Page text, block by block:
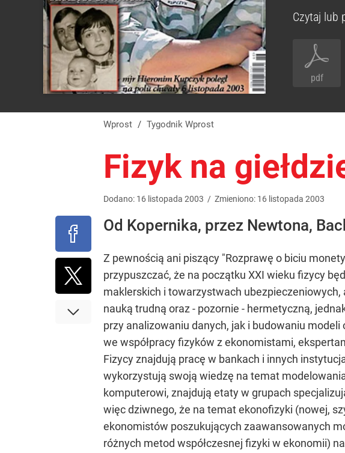
Czytaj lub
pdf
Wprost / Tygodnik Wprost
Fizyk na
Dodano: 16 listopada 2003 / Zmieniono: 16 listopada 2003
Od Kopernika, przez Newtona,
Z pewnością ani piszący "Rozprawę o biciu
przypuszczać, że na początku XXI wieku fizycy
maklerskich i towarzystwach
nauką trudną oraz - pozornie - hermetyczną,
przy analizowaniu danych, jak i budowaniu
we współpracy fizyków z ekonomistami,
Fizycy znajdują pracę w bankach i innych
wykorzystują swoją wiedzę na temat
komputerowi, znajdują etaty w grupach
więc dziwnego, że na temat ekonofizyki (nowej,
ekonomistów poszukujących zaawansowanych
różnych metod współczesnej fizyki w ekonomii)